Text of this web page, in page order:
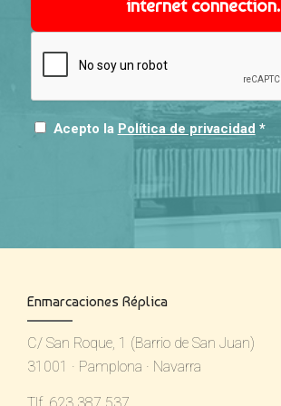
internet connection.
Acepto la Política de privacidad *
Enmarcaciones Réplica
C/ San Roque, 1 (Barrio de San Juan)
31001 · Pamplona · Navarra
Tlf. 623 387 537